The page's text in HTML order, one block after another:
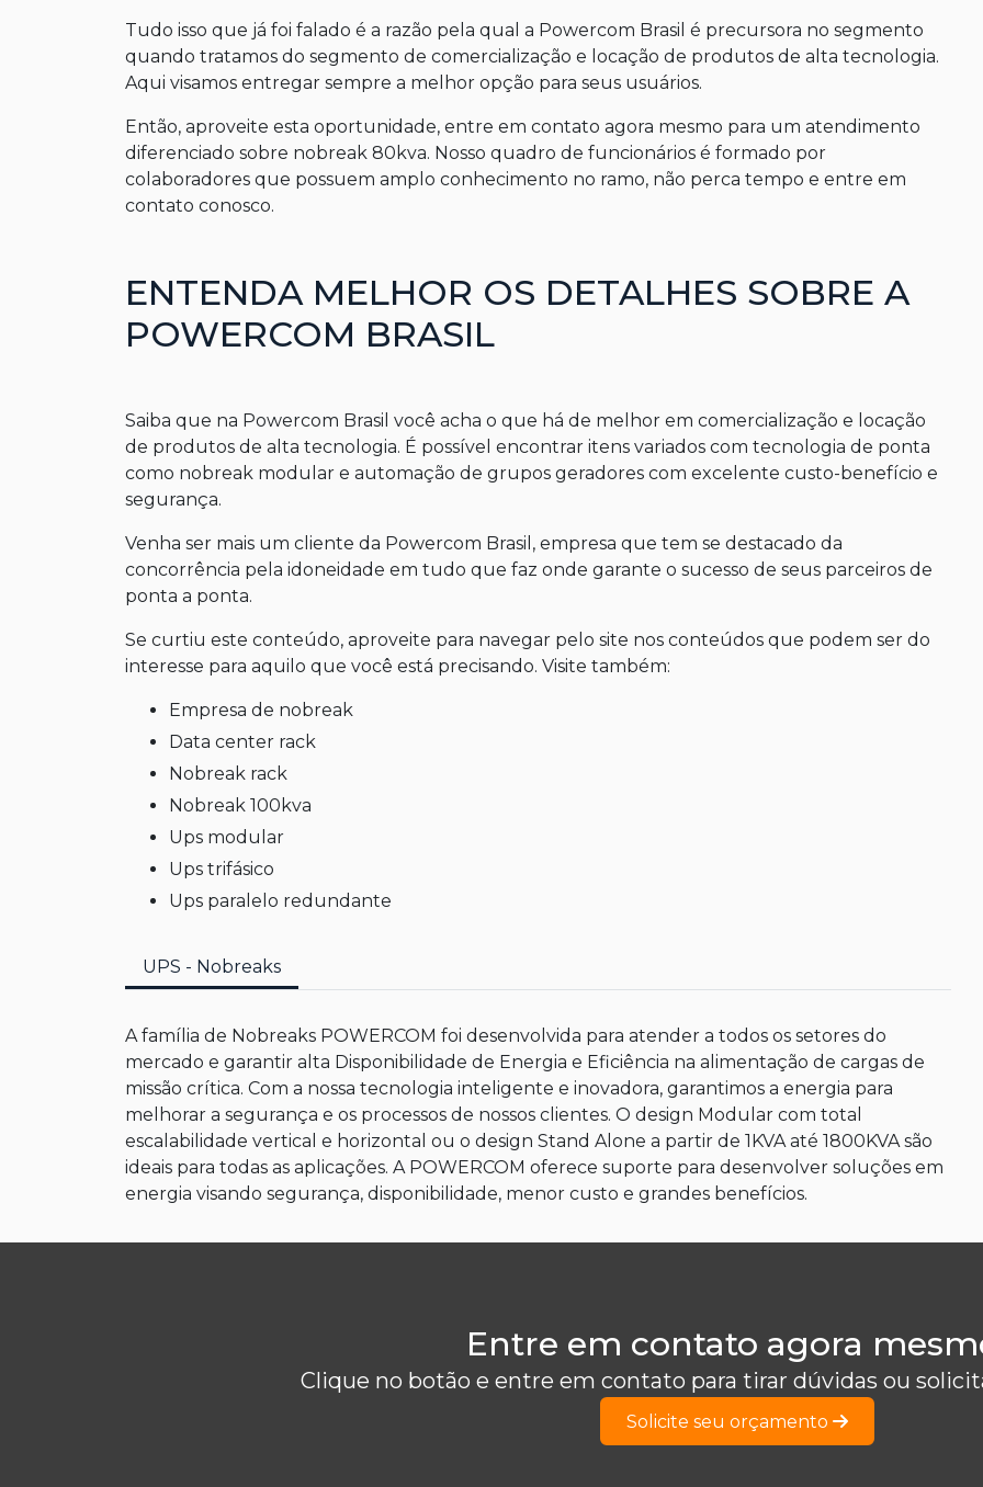
Tudo isso que já foi falado é a razão pela qual a Powercom Brasil é precursora no segmento
quando tratamos do segmento de comercialização e locação de produtos de alta tecnologia.
Aqui visamos entregar sempre a melhor opção para seus usuários.
Então, aproveite esta oportunidade, entre em contato agora mesmo para um atendimento
diferenciado sobre nobreak 80kva. Nosso quadro de funcionários é formado por
colaboradores que possuem amplo conhecimento no ramo, não perca tempo e entre em
contato conosco.
ENTENDA MELHOR OS DETALHES SOBRE A
POWERCOM BRASIL
Saiba que na Powercom Brasil você acha o que há de melhor em comercialização e locação
de produtos de alta tecnologia. É possível encontrar itens variados com tecnologia de ponta
como nobreak modular e automação de grupos geradores com excelente custo-benefício e
segurança.
Venha ser mais um cliente da Powercom Brasil, empresa que tem se destacado da
concorrência pela idoneidade em tudo que faz onde garante o sucesso de seus parceiros de
ponta a ponta.
Se curtiu este conteúdo, aproveite para navegar pelo site nos conteúdos que podem ser do
interesse para aquilo que você está precisando. Visite também:
empresa de nobreak
data center rack
nobreak rack
nobreak 100kva
ups modular
ups trifásico
ups paralelo redundante
UPS - Nobreaks
A família de Nobreaks POWERCOM foi desenvolvida para atender a todos os setores do
mercado e garantir alta Disponibilidade de Energia e Eficiência na alimentação de cargas de
missão crítica. Com a nossa tecnologia inteligente e inovadora, garantimos a energia para
melhorar a segurança e os processos de nossos clientes. O design Modular com total
escalabilidade vertical e horizontal ou o design Stand Alone a partir de 1KVA até 1800KVA são
ideais para todas as aplicações. A POWERCOM oferece suporte para desenvolver soluções em
energia visando segurança, disponibilidade, menor custo e grandes benefícios.
Entre em contato agora
Clique no botão e entre em contato para tirar dúvidas ou
Solicite seu orçamento